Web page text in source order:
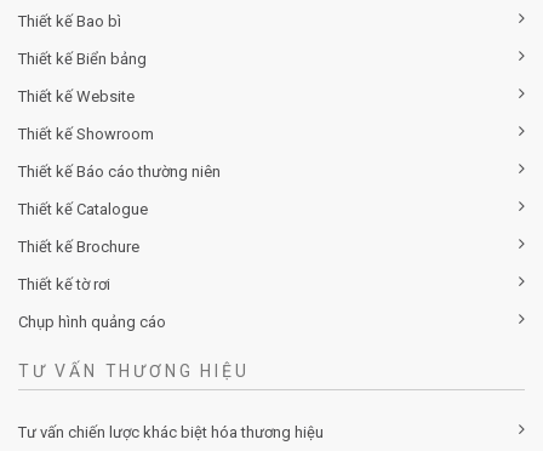
Thiết kế Bao bì
Thiết kế Biển bảng
Thiết kế Website
Thiết kế Showroom
Thiết kế Báo cáo thường niên
Thiết kế Catalogue
Thiết kế Brochure
Thiết kế tờ rơi
Chụp hình quảng cáo
TƯ VẤN THƯƠNG HIỆU
Tư vấn chiến lược khác biệt hóa thương hiệu